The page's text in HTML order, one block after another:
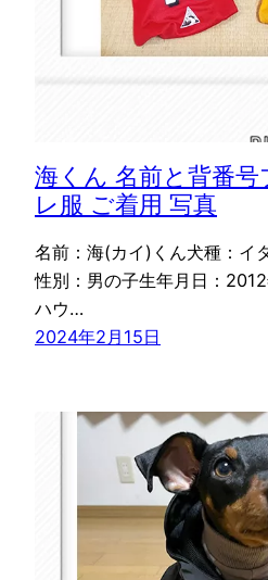
海くん 名前と背番
レ服 ご着用 写真
名前：海(カイ)くん犬種：イ
性別：男の子生年月日：
ハウ…
2024年2月15日